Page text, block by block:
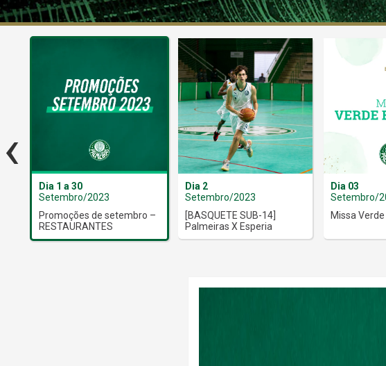
Dia 1 a 30
Setembro/2023
Promoções de setembro –
RESTAURANTES
Dia 2
Setembro/2023
[BASQUETE SUB-14]
Palmeiras X Esperia
Dia 03
Setembro/
Missa
‹